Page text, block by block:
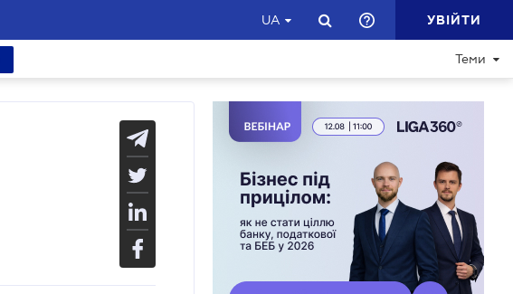
UA УВІЙТИ
Теми